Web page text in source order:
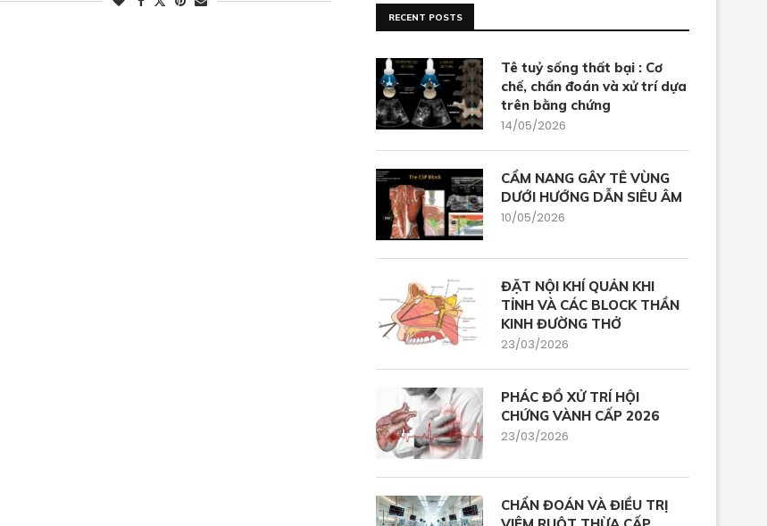
RECENT POSTS
Tê tuỷ sống thất bại : Cơ
chế, chẩn đoán và xử trí dựa
trên bằng chứng
14/05/2026
CẨM NANG GÂY TÊ VÙNG
DƯỚI HƯỚNG DẪN SIÊU ÂM
10/05/2026
ĐẶT NỘI KHÍ QUẢN KHI
TỈNH VÀ CÁC BLOCK THẦN
KINH ĐƯỜNG THỞ
23/03/2026
PHÁC ĐỒ XỬ TRÍ HỘI
CHỨNG VÀNH CẤP 2026
23/03/2026
CHẨN ĐOÁN VÀ ĐIỀU TRỊ